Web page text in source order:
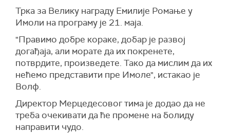
Трка за Велику награду Емилије Ромање у
Имоли на програму је 21. маја.
"Правимо добре кораке, добар је развој
догађаја, али морате да их покренете,
потврдите, произведете. Тако да мислим да их
нећемо представити пре Имоле", истакао је
Волф.
Директор Мерцедесовог тима је додао да не
треба очекивати да ће промене на болиду
направити чудо.